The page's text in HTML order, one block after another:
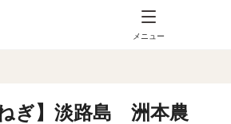
メニュー
ねぎ】淡路島 洲本農